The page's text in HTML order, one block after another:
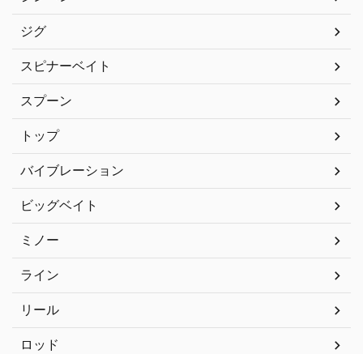
ジグ
スピナーベイト
スプーン
トップ
バイブレーション
ビッグベイト
ミノー
ライン
リール
ロッド